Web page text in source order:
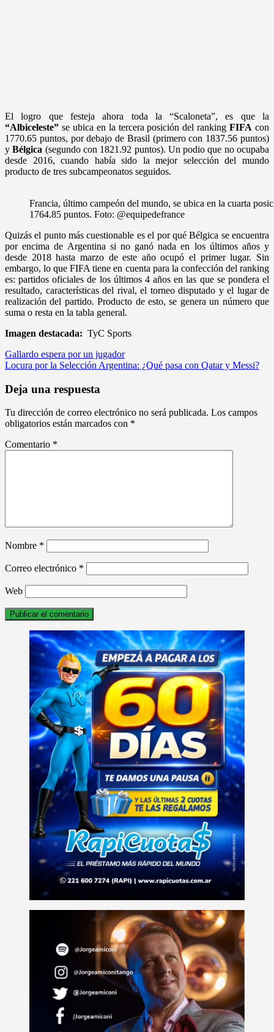
El logro que festeja ahora toda la “Scaloneta”, es que la
“Albiceleste” se ubica en la tercera posición del rankingFIFA con
1770.65 puntos, por debajo de Brasil (primero con 1837.56 puntos)
yBélgica (segundo con 1821.92 puntos). Un podio que no ocupaba
desde 2016, cuando había sido la mejor selección del mundo
producto de tres subcampeonatos seguidos.
Francia, último campeón del mundo, se ubica en la cuarta
1764.85 puntos. Foto: @equipedefrance
Quizás el punto más cuestionable es el por qué Bélgica se encuentra
por encima de Argentina si no ganó nada en los últimos años y
desde 2018 hasta marzo de este año ocupó el primer lugar. Sin
embargo, lo que FIFA tiene en cuenta para la confección del ranking
es: partidos oficiales de los últimos 4 años en las que se pondera el
resultado, características del rival, el torneo disputado y el lugar de
realización del partido. Producto de esto, se genera un número que
suma o resta en la tabla general.
Imagen destacada: TyC Sports
Navegación
de
entradas
Gallardo espera por un jugador
Locura por la Selección Argentina: ¿Qué pasa con Qatar y Messi?
Deja una respuesta
Tu dirección de correo electrónico no será publicada. Los campos
obligatorios están marcados con *
Comentario *
Nombre *
Correo electrónico *
Web